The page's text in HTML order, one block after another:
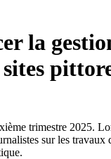
la
trimestre 2025.
sur les